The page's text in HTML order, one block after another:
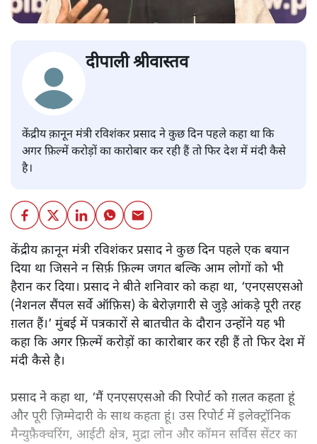
दीपाली श्रीवास्तव
केंद्रीय क़ानून मंत्री रविशंकर प्रसाद ने कुछ दिन पहले कहा था कि
अगर फ़िल्में करोड़ों का कारोबार कर रही हैं तो फिर देश में मंदी कैसे
है।
केंद्रीय क़ानून मंत्री रविशंकर प्रसाद ने कुछ दिन पहले एक बयान
दिया था जिसने न सिर्फ़ फ़िल्म जगत बल्कि आम लोगों को भी
हैरान कर दिया। प्रसाद ने बीते शनिवार को कहा था, ‘एनएसएसओ
(नेशनल सैंपल सर्वे ऑफ़िस) के बेरोज़गारी से जुड़े आंकड़े पूरी तरह
ग़लत हैं।’ मुंबई में पत्रकारों से बातचीत के दौरान उन्होंने यह भी
कहा कि अगर फ़िल्में करोड़ों का कारोबार कर रही हैं तो फिर देश में
मंदी कैसे है।
प्रसाद ने कहा था, ‘मैं एनएसएसओ की रिपोर्ट को ग़लत कहता हूं
और पूरी ज़िम्मेदारी के साथ कहता हूं। उस रिपोर्ट में इलेक्ट्रॉनिक
मैन्युफ़ैक्चरिंग, आईटी क्षेत्र, मुद्रा लोन और कॉमन सर्विस सेंटर का